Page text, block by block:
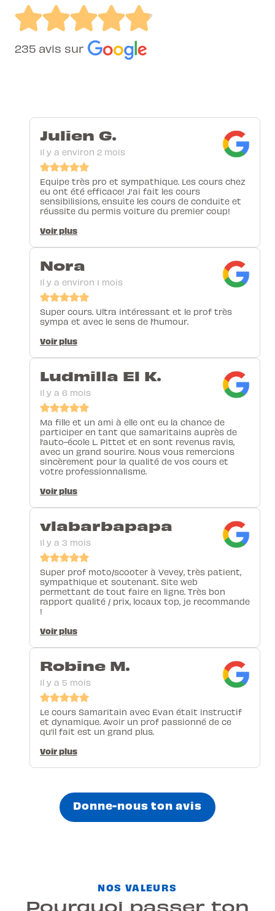
235 avis sur
Julien G.
Il y a environ 2 mois
Equipe très pro et sympathique. Les cours chez
eu ont été efficace! J'ai fait les cours
sensibilisions, ensuite les cours de conduite et
réussite du permis voiture du premier coup!
Voir plus
Nora
Il y a environ 1 mois
Super cours. Ultra intéressant et le prof très
sympa et avec le sens de l’humour.
Voir plus
Ludmilla El K.
Il y a 6 mois
Ma fille et un ami à elle ont eu la chance de
participer en tant que samaritains auprès de
l’auto-école L. Pittet et en sont revenus ravis,
avec un grand sourire. Nous vous remercions
sincèrement pour la qualité de vos cours et
votre professionnalisme.
Voir plus
vlabarbapapa
Il y a 3 mois
Super prof moto/scooter à Vevey, très patient,
sympathique et soutenant. Site web
permettant de tout faire en ligne. Très bon
rapport qualité / prix, locaux top, je recommande
!
Voir plus
Robine M.
Il y a 5 mois
Le cours Samaritain avec Evan était instructif
et dynamique. Avoir un prof passionné de ce
qu’il fait est un grand plus.
Voir plus
Donne-nous ton avis
NOS VALEURS
Pourquoi passer ton